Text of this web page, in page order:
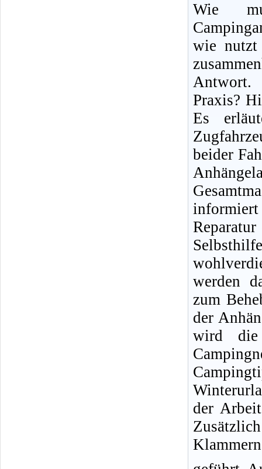
Wie
wie nutzt
Antwort.
Praxis?
Es
beider
werden
zum
der
wird
der